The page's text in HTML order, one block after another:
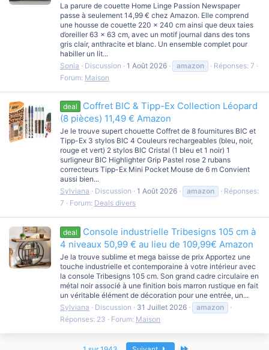
La parure de couette Home Linge Passion Newspaper
passe à seulement 14,99 € chez Amazon. Elle comprend
une housse de couette 220 × 240 cm ainsi que deux taies
d’oreiller 63 × 63 cm, avec un motif journal dans des tons
gris clair, anthracite et blanc. Un ensemble complet pour
habiller un lit...
Sonia
Discussion 1 Août 2026 amazon
Réponses: 7
Forum: Maison
deal
Coffret BIC & Tipp-Ex Collection Léopard
(8 pièces) 11,49 € Amazon
Je le trouve supert chouette Coffret de 8 fournitures BIC et
Tipp-Ex 3 stylos BIC 4 Couleurs rechargeables (bleu, noir,
rouge et vert) 2 stylos BIC Cristal (1 bleu et 1 noir) 1
surligneur BIC Highlighter Grip Pastel rose 2 rubans
correcteurs Tipp-Ex Mini Pocket Mouse de 6 m Convient
aussi bien...
Sylviana
Discussion 1 Août 2026 amazon
Réponses:
7
Forum: Deals divers
deal
Console industrielle Tribesigns 105 cm à
4 niveaux 50,99 € au lieu de 109,99€ Amazon
Je la trouve sublime et mega baisse de prix Apportez une
touche industrielle et contemporaine à votre intérieur avec
la console Tribesigns 105 cm. Son grand cadre circulaire en
métal noir associé à une finition bois marron rustique en fait
un véritable élément de décoration pour une entrée, un...
Sylviana
Discussion 31 Juillet 2026
amazon
Réponses: 23
Forum: Maison